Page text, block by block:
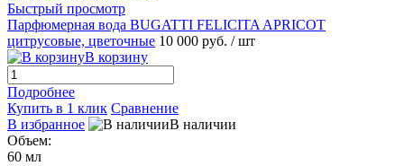
Быстрый просмотр
Парфюмерная вода BUGATTI FELICITA APRICOT
цитрусовые, цветочные 10 000 руб. / шт
В корзину
Подробнее
Купить в 1 клик Сравнение
В избранное
В наличии
Объем:
60 мл